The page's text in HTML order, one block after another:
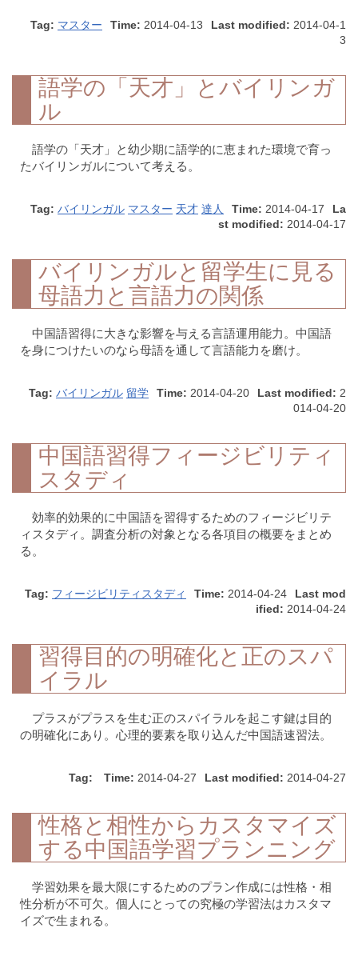
Tag: マスター Time: 2014-04-13 Last modified: 2014-04-1
3
語学の「天才」とバイリンガ
ル
語学の「天才」と幼少期に語学的に恵まれた環境で育っ
たバイリンガルについて考える。
Tag: バイリンガル マスター 天才 達人 Time: 2014-04-17
La
st modified: 2014-04-17
バイリンガルと留学生に見る
母語力と言語力の関係
中国語習得に大きな影響を与える言語運用能力。中国語
を身につけたいのなら母語を通して言語能力を磨け。
Tag: バイリンガル 留学 Time: 2014-04-20 Last modified: 2
014-04-20
中国語習得フィージビリティ
スタディ
効率的効果的に中国語を習得するためのフィージビリテ
ィスタディ。調査分析の対象となる各項目の概要をまとめ
る。
Tag: フィージビリティスタディ Time: 2014-04-24
Last mod
ified: 2014-04-24
習得目的の明確化と正のスパ
イラル
プラスがプラスを生む正のスパイラルを起こす鍵は目的
の明確化にあり。心理的要素を取り込んだ中国語速習法。
Tag: Time: 2014-04-27 Last modified: 2014-04-27
性格と相性からカスタマイズ
する中国語学習プランニング
学習効果を最大限にするためのプラン作成には性格・相
性分析が不可欠。個人にとっての究極の学習法はカスタマ
イズで生まれる。